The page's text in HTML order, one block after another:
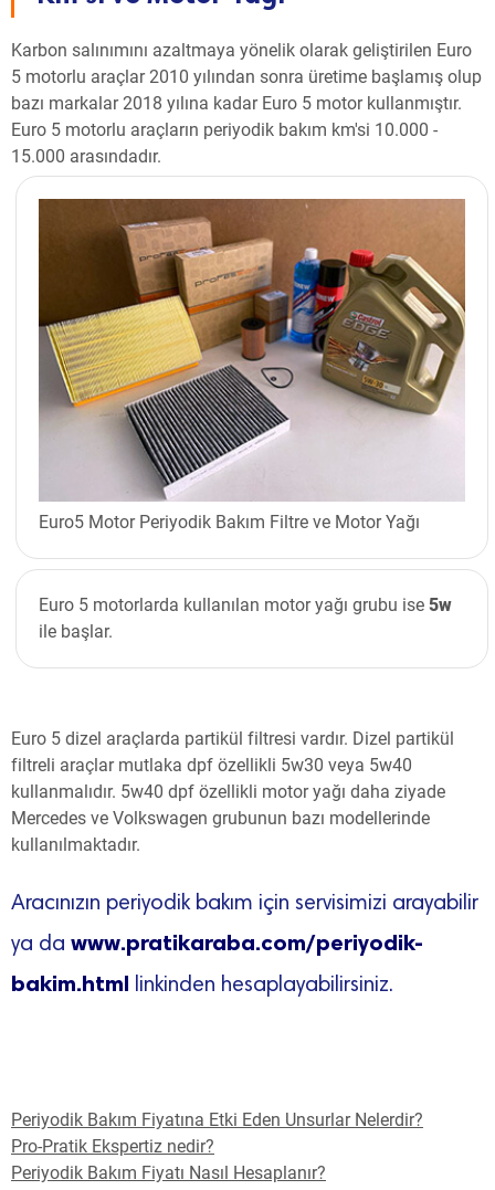
Karbon salınımını azaltmaya yönelik olarak geliştirilen Euro
5 motorlu araçlar 2010 yılından sonra üretime başlamış olup
bazı markalar 2018 yılına kadar Euro 5 motor kullanmıştır.
Euro 5 motorlu araçların periyodik bakım km'si 10.000 -
15.000 arasındadır.
Euro5 Motor Periyodik Bakım Filtre ve Motor Yağı
Euro 5 motorlarda kullanılan motor yağı grubu ise5w
ile başlar.
Euro 5 dizel araçlarda partikül filtresi vardır. Dizel partikül
filtreli araçlar mutlaka dpf özellikli 5w30 veya 5w40
kullanmalıdır. 5w40 dpf özellikli motor yağı daha ziyade
Mercedes ve Volkswagen grubunun bazı modellerinde
kullanılmaktadır.
Aracınızın periyodik bakım için servisimizi arayabilir
ya da www.pratikaraba.com/periyodik-
bakim.html linkinden hesaplayabilirsiniz.
Periyodik Bakım Fiyatına Etki Eden Unsurlar Nelerdir?
Pro-Pratik Ekspertiz nedir?
Periyodik Bakım Fiyatı Nasıl Hesaplanır?